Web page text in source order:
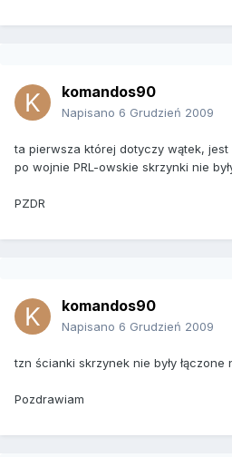
komandos90
Napisano 6 Grudzień 2009
ta pierwsza której dotyczy wątek,
po wojnie PRL-owskie skrzynki nie
PZDR
komandos90
Napisano 6 Grudzień 2009
tzn ścianki skrzynek nie były łączone
Pozdrawiam